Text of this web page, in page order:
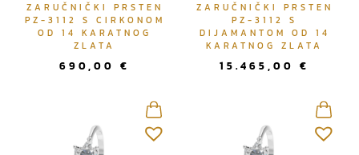
ZARUČNIČKI PRSTEN
PZ-3112 S CIRKONOM
OD 14 KARATNOG
ZLATA
690,00 €
ZARUČNIČKI PRSTEN
PZ-3112 S
DIJAMANTOM OD 14
KARATNOG ZLATA
15.465,00 €